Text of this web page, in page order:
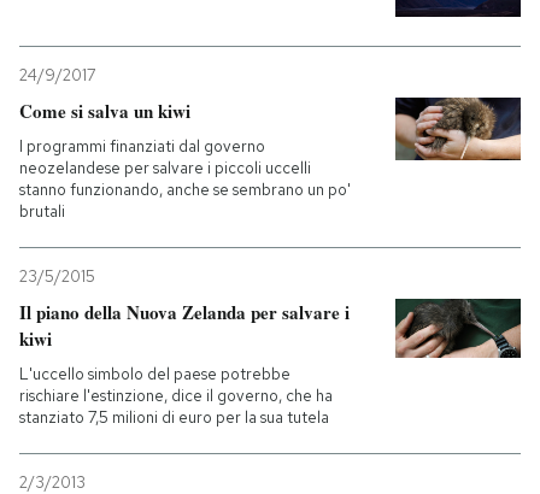
PODCAST
NEWSLETTER
SHOP
CALENDARIO
AREA PERSONALE
24/9/2017
Come si salva un kiwi
I programmi finanziati dal governo
neozelandese per salvare i piccoli uccelli
stanno funzionando, anche se sembrano un po'
brutali
23/5/2015
Il piano della Nuova Zelanda per salvare i
kiwi
L'uccello simbolo del paese potrebbe
rischiare l'estinzione, dice il governo, che ha
stanziato 7,5 milioni di euro per la sua tutela
2/3/2013